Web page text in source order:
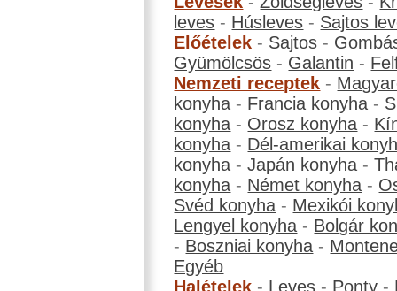
leves - Húsleves - Sajtos
Előételek - Sajtos -
Gyümölcsös - Galantin -
Nemzeti receptek -
konyha - Francia konyha -
konyha - Orosz konyha -
konyha - Dél-amerikai
konyha -Japán konyha -
konyha - Német konyha -
Svéd konyha - Mexikói
Lengyel konyha - Bolgár
- Boszniai konyha -
Egyéb
Halételek - Leves - Ponty -